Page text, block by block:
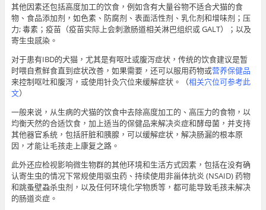
其他因素还包括高度加工的饮食，例如含有大量谷物不适合犬猫的食
物、食品添加剂，如色素、防腐剂、表面活性剂、乳化剂和增味剂；压
力; 毒素；疫苗（疫苗实际上会刺激肠道相关淋巴组织或 GALT）；以及
寄生虫感染。
对于患有IBD的犬猫，尤其是有呕吐或腹泻症状，传统的饮食建议是暂
时喂自煮鲜食直到症状改善，如果需要，还可以服用药物或营养保健品
来控制呕吐和腹泻，或使用针灸穴位来缓解症状。（相关穴位可参考此
文）
一般来说，从生病的犬猫的饮食中去除高度加工的、高压力的食物，以
均衡天然的合适饮食，加上适当的保健品来解决炎症和酵母菌，并支持
其他器官系统，包括肝脏和胰腺，可以缓解症状，解决肠漏的根本原
因，才能让毛孩走上康复之路。
此外还应检视影响微生物群的其他环境和生活方式因素，包括在没有确
认寄生虫的情况下常规使用驱虫药、持续使用非甾体抗炎 (NSAID) 药物
和跳蚤壁蝨杀虫剂，以及任何环境化学物质等，都可能导致毛孩未解决
的肠道炎症。